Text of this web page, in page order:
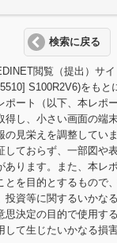
検索に戻る
閲覧（提出）サ
S100R2V6)をもと
ポート（以下、本レポ
得し、小さい画面の端
の見栄えを調整してい
しておらず、一部図や
あります。また、本レ
とを目的とするもので
投資等に関するいかな
思決定の目的で使用す
して生じたいかなる損